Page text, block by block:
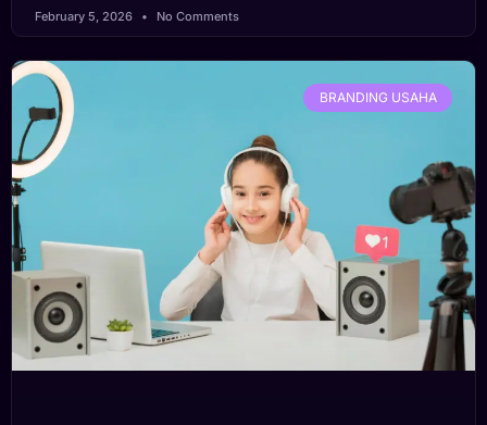
February 5, 2026 No Comments
BRANDING USAHA